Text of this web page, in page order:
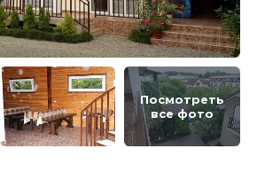
Посмотреть
все фото